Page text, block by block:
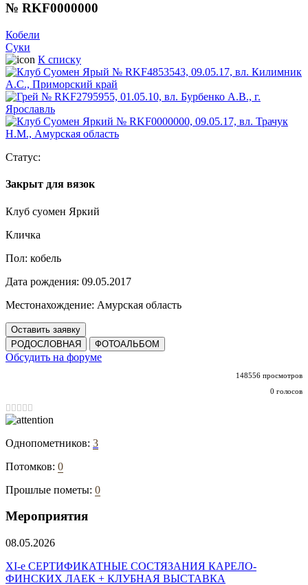
№ RKF0000000
Кобели
Суки
К списку
Статус:
Закрыт для вязок
Клуб суомен Яркий
Кличка
Пол: кобель
Дата рождения: 09.05.2017
Местонахождение: Амурская область
Оставить заявку
РОДОСЛОВНАЯ
ФОТОАЛЬБОМ
Обсудить на форуме
148556 просмотров
0 голосов
Однопометников: 3
Потомков: 0
Прошлые пометы: 0
Мероприятия
08.05.2026
ХI-е СЕРТИФИКАТНЫЕ СОСТЯЗАНИЯ КАРЕЛО-
ФИНСКИХ ЛАЕК + КЛУБНАЯ ВЫСТАВКА